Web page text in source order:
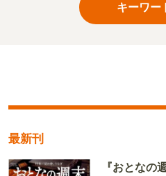
キーワー
最新刊
『おとなの